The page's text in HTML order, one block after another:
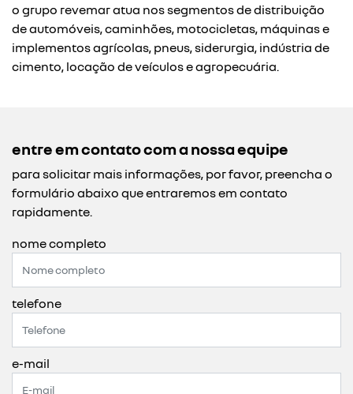
o grupo revemar atua nos segmentos de distribuição
de automóveis, caminhões, motocicletas, máquinas e
implementos agrícolas, pneus, siderurgia, indústria de
cimento, locação de veículos e agropecuária.
entre em contato com a nossa equipe
para solicitar mais informações, por favor, preencha o
formulário abaixo que entraremos em contato
rapidamente.
nome completo
telefone
e-mail